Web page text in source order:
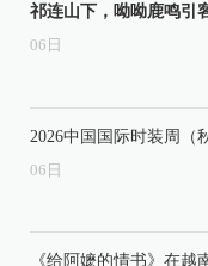
祁连山下，呦呦鹿鸣引
06 日
2026中国国际时装周（
06 日
《给阿嬷的情书》在越